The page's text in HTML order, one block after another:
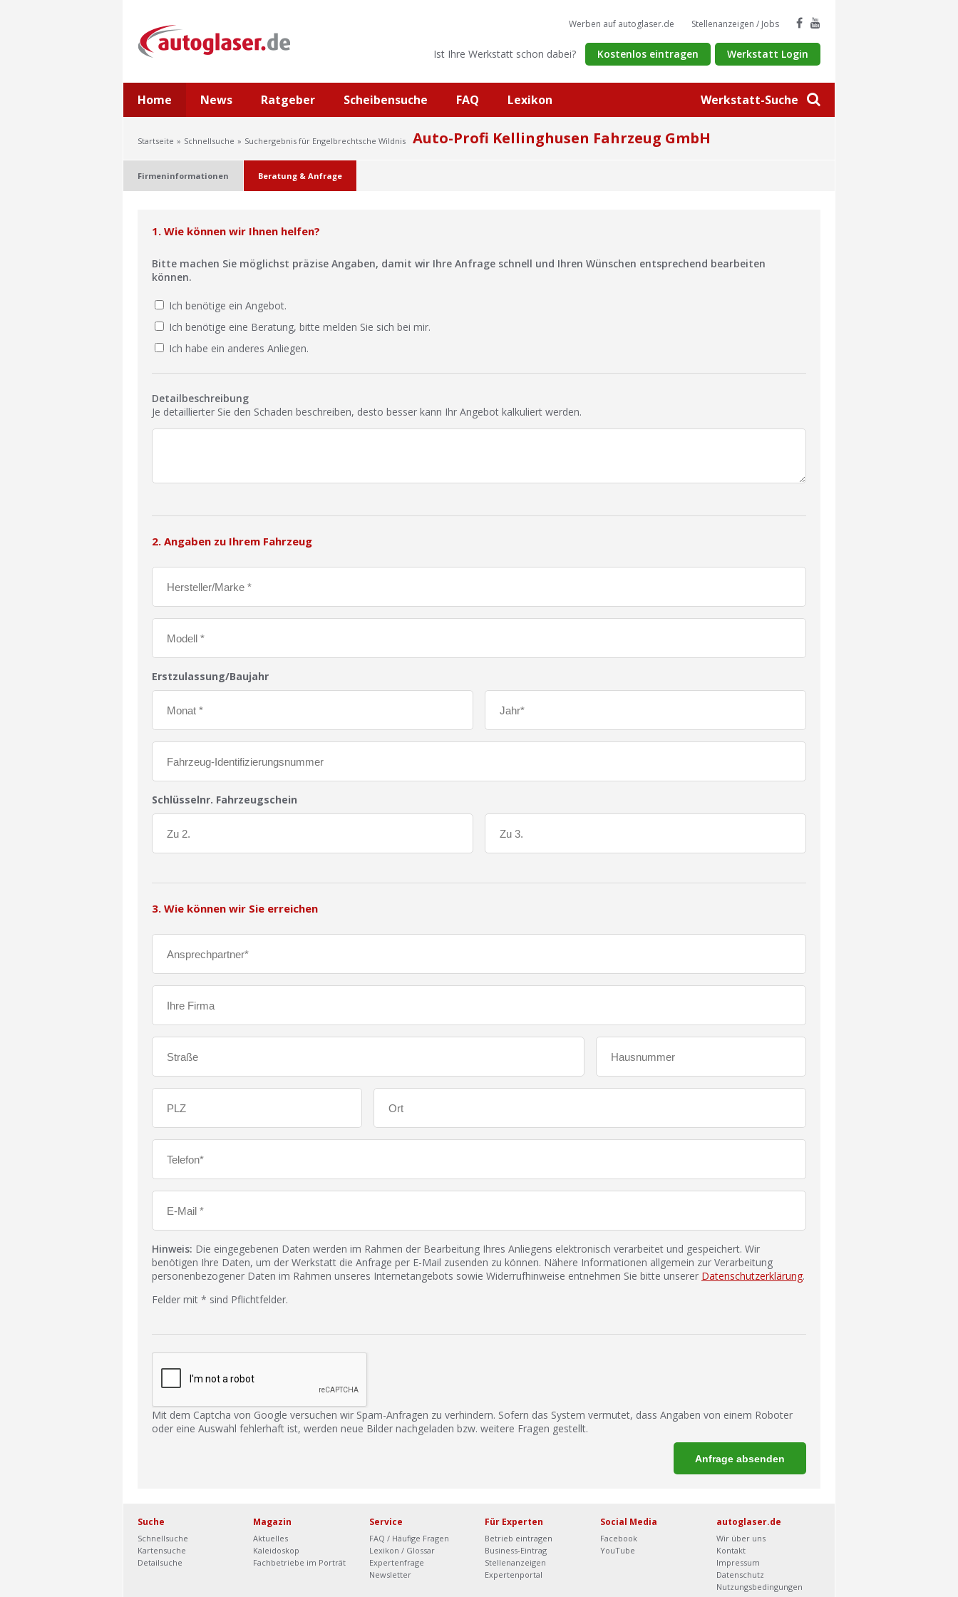
Werkstatt-Suche
Werben auf autoglaser.de Stellenanzeigen / Jobs
Ist Ihre Werkstatt schon dabei? Kostenlos eintragen Werkstatt Login
Home News Ratgeber Scheibensuche FAQ Lexikon
Startseite Schnellsuche Suchergebnis für Engelbrechtsche Wildnis Auto-Profi Kellinghusen Fahrzeug GmbH
Firmeninformationen Beratung & Anfrage
1. Wie können wir Ihnen helfen?
Bitte machen Sie möglichst präzise Angaben, damit wir Ihre Anfrage schnell und Ihren Wünschen entsprechend bearbeiten
können.
Ich benötige ein Angebot.
Ich benötige eine Beratung, bitte melden Sie sich bei mir.
Ich habe ein anderes Anliegen.
Detailbeschreibung
Je detaillierter Sie den Schaden beschreiben, desto besser kann Ihr Angebot kalkuliert werden.
2. Angaben zu Ihrem Fahrzeug
Erstzulassung/Baujahr
Schlüsselnr. Fahrzeugschein
3. Wie können wir Sie erreichen
Hinweis: Die eingegebenen Daten werden im Rahmen der Bearbeitung Ihres Anliegens elektronisch verarbeitet und gespeichert. Wir
benötigen Ihre Daten, um der Werkstatt die Anfrage per E-Mail zusenden zu können. Nähere Informationen allgemein zur Verarbeitung
personenbezogener Daten im Rahmen unseres Internetangebots sowie Widerrufhinweise entnehmen Sie bitte unserer Datenschutzerklärung.
Felder mit * sind Pflichtfelder.
Mit dem Captcha von Google versuchen wir Spam-Anfragen zu verhindern. Sofern das System vermutet, dass Angaben von einem Roboter
oder eine Auswahl fehlerhaft ist, werden neue Bilder nachgeladen bzw. weitere Fragen gestellt.
Suche
Schnellsuche
Kartensuche
Detailsuche
Magazin
Aktuelles
Kaleidoskop
Fachbetriebe im Porträt
Service
FAQ / Häufige Fragen
Lexikon / Glossar
Expertenfrage
Newsletter
Für Experten
Betrieb eintragen
Business-Eintrag
Stellenanzeigen
Expertenportal
Social Media
Facebook
YouTube
autoglaser.de
Wir über uns
Kontakt
Impressum
Datenschutz
Nutzungsbedingungen